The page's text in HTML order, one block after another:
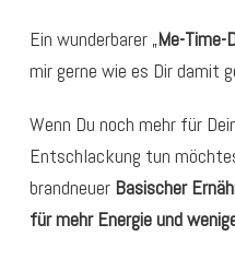
Ein wunderbarer „Me-Time-
mir gerne wie es Dir damit
Wenn Du noch mehr für
Entschlackung tun
brandneuer Basischer
für mehr Energie und